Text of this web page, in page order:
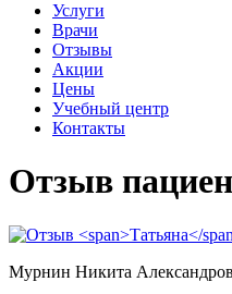
Услуги
Врачи
Отзывы
Акции
Цены
Учебный центр
Контакты
Отзыв
Мурнин Никита